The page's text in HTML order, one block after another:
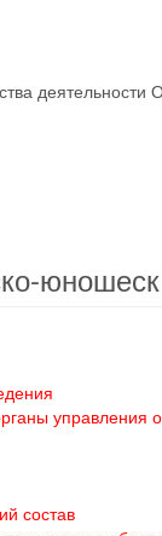
деятельности
управления
состав